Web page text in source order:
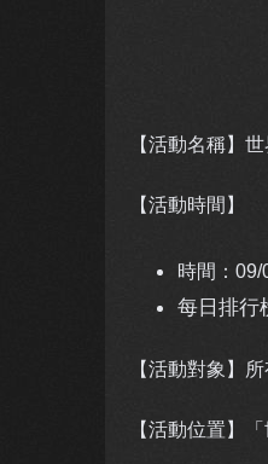
【活動名稱】
【活動時間】
時間：09/
每日排行
【活動對象】
【活動位置】「